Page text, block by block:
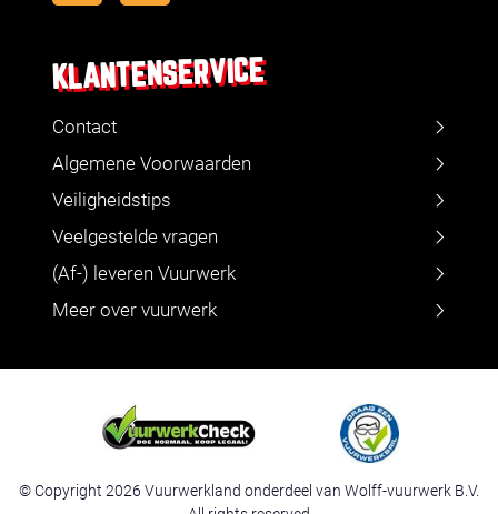
KLANTENSERVICE
Contact
Algemene Voorwaarden
Veiligheidstips
Veelgestelde vragen
(Af-) leveren Vuurwerk
Meer over vuurwerk
© Copyright 2026 Vuurwerkland onderdeel van Wolff-vuurwerk B.V.